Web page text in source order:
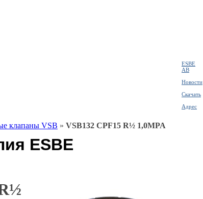
ESBE
AB
Новости
Скачать
Адрес
клапаны VSB » VSB132 CPF15 R½ 1,0MPA
ESBE